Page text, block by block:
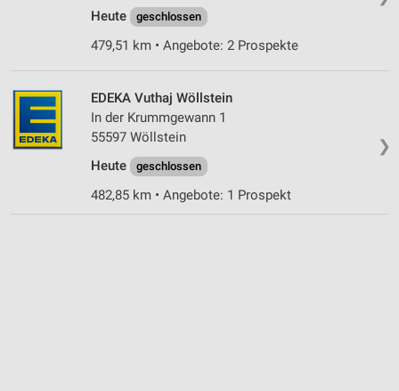
Heute
geschlossen
479,51 km • Angebote: 2 Prospekte
❯
EDEKA Vuthaj Wöllstein
In der Krummgewann 1
55597 Wöllstein
Heute
geschlossen
482,85 km • Angebote: 1 Prospekt